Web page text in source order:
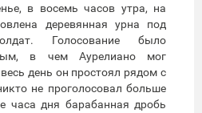
в восемь часов утра, на
деревянная урна под
Голосование было
в чем Аурелиано мог
день он простоял рядом с
не проголосовал больше
часа дня барабанная дробь